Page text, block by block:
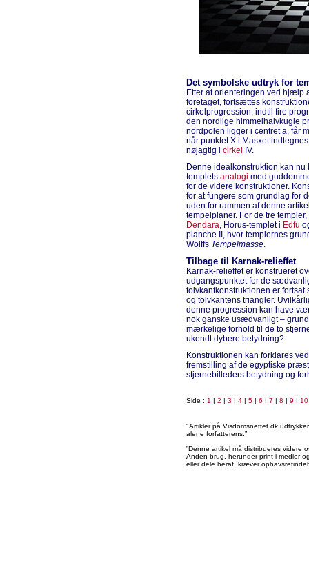
Det symbolske udtryk for
Etter at orienteringen ved hjælp
foretaget, fortsættes
cirkelprogression, indtil fire
den nordlige himmelhalvkugle
nordpolen ligger i centret a, får
når punktet X i Masxet
nøjagtig i cirkel
IV.
Denne idealkonstruktion kan nu
templets analogi med
for de videre konstruktioner.
for at fungere som grundlag for
uden for rammen af denne
tempelplaner. For de tre
Dendara, Horus-templet i Edfu
planche II, hvor templernes
Wolffs Tempelmasse.
Tilbage til Karnak-relieffet
Karnak-relieffet er konstrueret
udgangspunktet for de
tolvkantkonstruktionen er
og tolvkantens triangler.
denne progression kan have
nok ganske usædvanligt –
mærkelige forhold til de to
ukendt dybere betydning?
Konstruktionen kan forklares
fremstilling af de egyptiske
stjernebilleders betydning og
Side : 1 | 2 | 3 | 4 | 5 | 6 | 7 | 8 | 9 | 10
"Artikler på Visdomsnettet.dk
alene forfatterens.”
”Denne artikel må distribueres videre
Anden brug, herunder print i medier
eller dele heraf, kræver